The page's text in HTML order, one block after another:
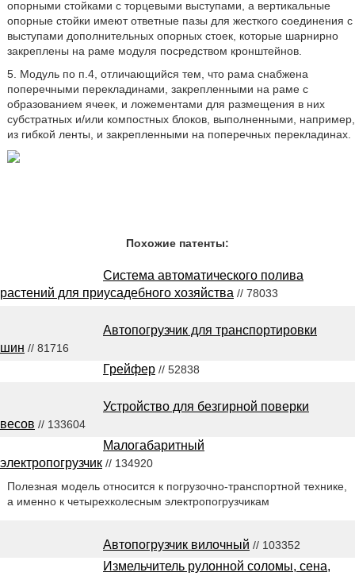
опорными стойками с торцевыми выступами, а вертикальные
опорные стойки имеют ответные пазы для жесткого соединения с
выступами дополнительных опорных стоек, которые шарнирно
закреплены на раме модуля посредством кронштейнов.
5. Модуль по п.4, отличающийся тем, что рама снабжена
поперечными перекладинами, закрепленными на раме с
образованием ячеек, и ложементами для размещения в них
субстратных и/или компостных блоков, выполненными, например,
из гибкой ленты, и закрепленными на поперечных перекладинах.
Похожие патенты:
Система автоматического полива
растений для приусадебного хозяйства // 78033
Автопогрузчик для транспортировки
шин // 81716
Грейфер // 52838
Устройство для безгирной поверки
весов // 133604
Малогабаритный
электропогрузчик // 134920
Полезная модель относится к погрузочно-транспортной технике,
а именно к четырехколесным электропогрузчикам
Автопогрузчик вилочный // 103352
Измельчитель рулонной соломы, сена,